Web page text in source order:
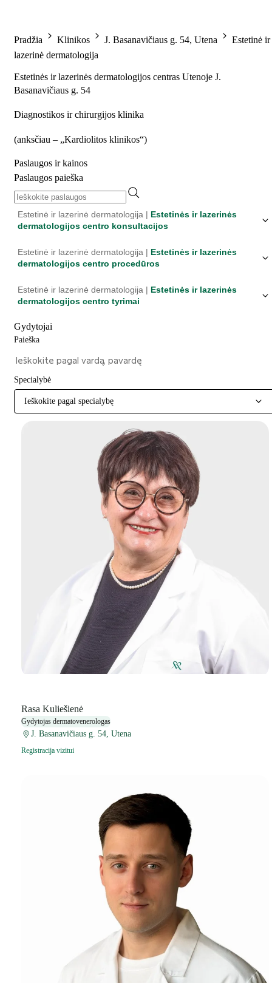
Pradžia Klinikos J. Basanavičiaus g. 54, Utena
Estetinė ir
lazerinė dermatologija
Estetinės ir lazerinės dermatologijos centras Utenoje J.
Basanavičiaus g. 54
Diagnostikos ir chirurgijos klinika
(anksčiau – „Kardiolitos klinikos“)
Paslaugos ir kainos
Paslaugos paieška
Estetinė ir lazerinė dermatologija | Estetinės ir lazerinės
dermatologijos centro konsultacijos
Estetinė ir lazerinė dermatologija | Estetinės ir lazerinės
dermatologijos centro procedūros
Estetinė ir lazerinė dermatologija | Estetinės ir lazerinės
dermatologijos centro tyrimai
Gydytojai
Paieška
Specialybė
Ieškokite pagal specialybę
Rasa Kuliešienė
Gydytojas dermatovenerologas
J. Basanavičiaus g. 54, Utena
Registracija vizitui